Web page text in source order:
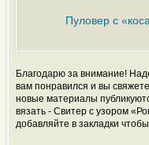
Пуловер с
Благодарю за внимание!
вам понравился и вы
новые материалы
вязать - Свитер с узором
добавляйте в закладки